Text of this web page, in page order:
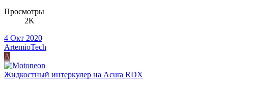
Просмотры
2K
4 Окт 2020
ArtemioTech
A
Жидкостный интеркулер на Acura RDX